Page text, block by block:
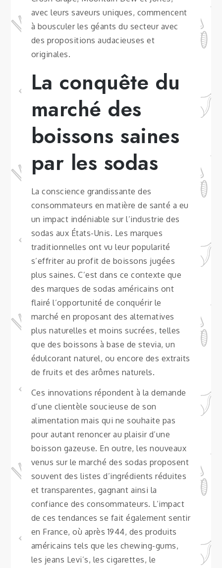
avec leurs saveurs uniques, commencent
à bousculer les géants du secteur avec
des propositions audacieuses et
originales.
La conquête du
marché des
boissons saines
par les sodas
La conscience grandissante des
consommateurs en matière de santé a eu
un impact indéniable sur l’industrie des
sodas aux États-Unis. Les marques
traditionnelles ont vu leur popularité
s’effriter au profit de boissons jugées
plus saines. C’est dans ce contexte que
des marques de sodas américains ont
flairé l’opportunité de conquérir le
marché en proposant des alternatives
plus naturelles et moins sucrées, telles
que des boissons à base de stevia, un
édulcorant naturel, ou encore des extraits
de fruits et des arômes naturels.
Ces innovations répondent à la demande
d’une clientèle soucieuse de son
alimentation mais qui ne souhaite pas
pour autant renoncer au plaisir d’une
boisson gazeuse. En outre, les nouveaux
venus sur le marché des sodas proposent
souvent des listes d’ingrédients réduites
et transparentes, gagnant ainsi la
confiance des consommateurs. L’impact
de ces tendances se fait également sentir
en France, où après 1944, des produits
américains tels que les chewing-gums,
les jeans Levi’s, les cigarettes, le